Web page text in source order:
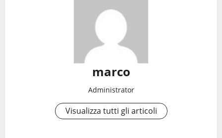
marco
Administrator
Visualizza tutti gli articoli